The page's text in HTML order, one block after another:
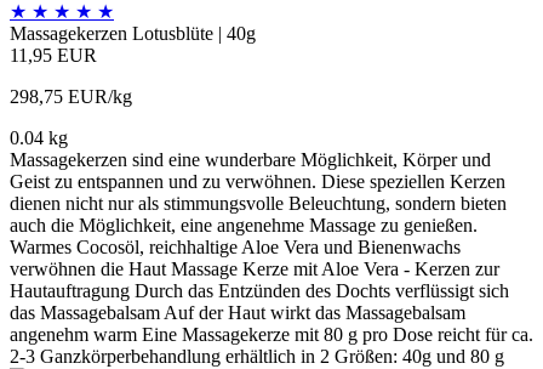
★ ★ ★ ★ ★
Massagekerzen Lotusblüte | 40g
11,95 EUR
298,75 EUR/kg
0.04 kg
Massagekerzen sind eine wunderbare Möglichkeit, Körper und
Geist zu entspannen und zu verwöhnen. Diese speziellen Kerzen
dienen nicht nur als stimmungsvolle Beleuchtung, sondern bieten
auch die Möglichkeit, eine angenehme Massage zu genießen.
Warmes Cocosöl, reichhaltige Aloe Vera und Bienenwachs
verwöhnen die Haut Massage Kerze mit Aloe Vera - Kerzen zur
Hautauftragung Durch das Entzünden des Dochts verflüssigt sich
das Massagebalsam Auf der Haut wirkt das Massagebalsam
angenehm warm Eine Massagekerze mit 80 g pro Dose reicht für ca.
2-3 Ganzkörperbehandlung erhältlich in 2 Größen: 40g und 80 g